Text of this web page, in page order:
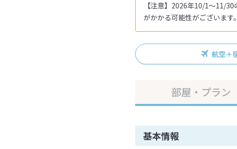
【注意】2026年10/1～11/
がかかる可能性がございます。
航空＋
部屋・プラン
基本情報